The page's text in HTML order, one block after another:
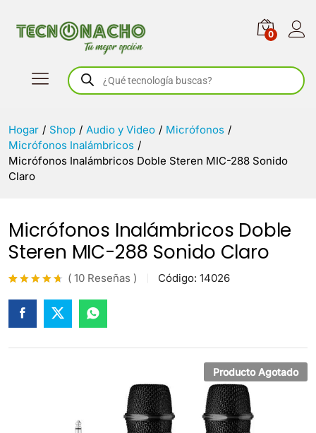
0
Búsqueda
de
productos
Hogar / Shop / Audio y Video / Micrófonos /
Micrófonos Inalámbricos /
Micrófonos Inalámbricos Doble Steren MIC-288 Sonido
Claro
Micrófonos Inalámbricos Doble
Steren MIC-288 Sonido Claro
con
de 5 en
base a
es de
( 10 Reseñas ) Código: 14026
Producto Agotado